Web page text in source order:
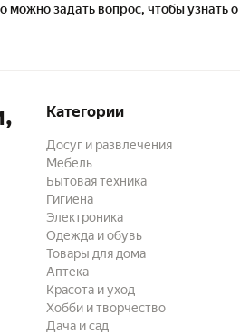
можно задать вопрос, чтобы узнать
Категории
Досуг и развлечения
Мебель
Бытовая техника
Гигиена
Электроника
Одежда и обувь
Товары для дома
Аптека
Красота и уход
Хобби и творчество
Дача и сад